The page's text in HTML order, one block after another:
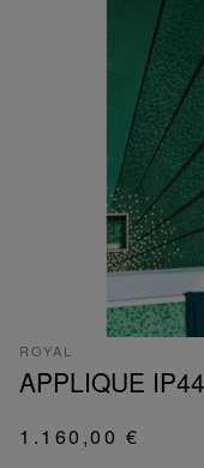
ROYAL
APPLIQUE
1.160,00 €